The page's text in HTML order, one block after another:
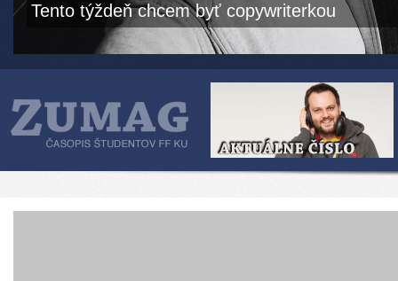
Tento týždeň chcem byť copywriterkou